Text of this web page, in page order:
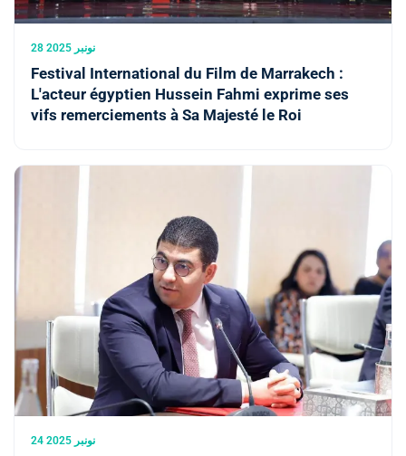
28 نونبر 2025
Festival International du Film de Marrakech :
L'acteur égyptien Hussein Fahmi exprime ses
vifs remerciements à Sa Majesté le Roi
24 نونبر 2025